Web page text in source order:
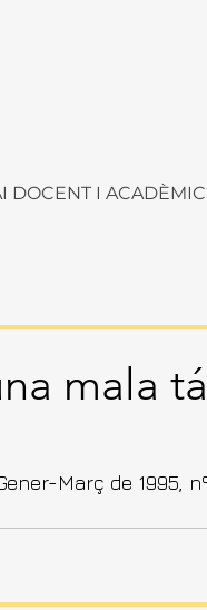
DOCENT I ACADÈMIC
mala
Març de 1995,